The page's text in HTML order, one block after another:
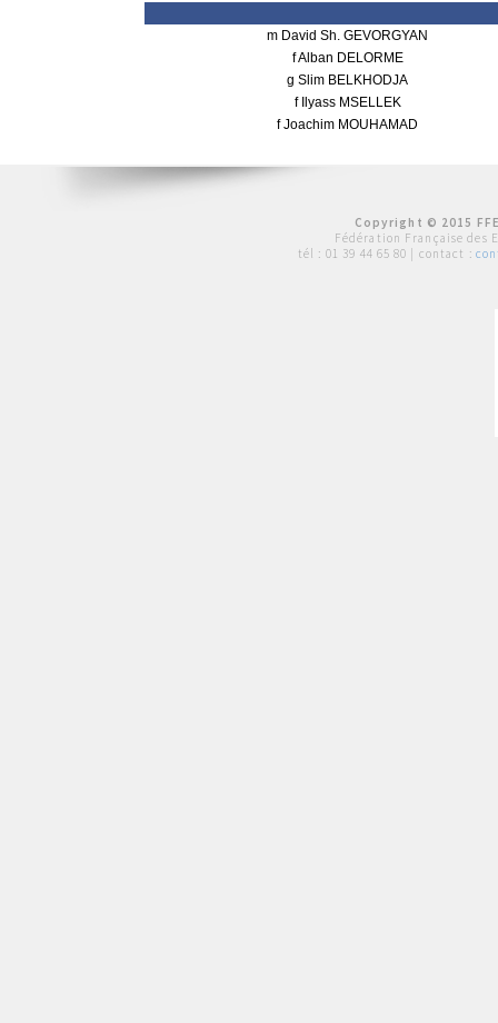
m David Sh. GEVORGYAN
f Alban DELORME
g Slim BELKHODJA
f Ilyass MSELLEK
f Joachim MOUHAMAD
Copyright © 2015
Fédération Française des
tél : 01 39 44 65 80 | contact :